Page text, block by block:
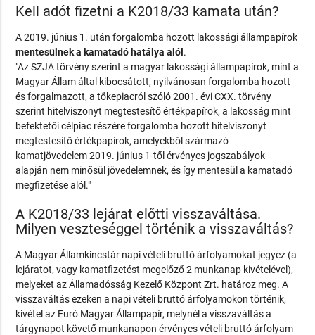
Kell adót fizetni a K2018/33 kamata után?
A 2019. június 1. után forgalomba hozott lakossági állampapírok
mentesülnek a kamatadó hatálya alól .
"Az SZJA törvény szerint a magyar lakossági állampapírok, mint a
Magyar Állam által kibocsátott, nyilvánosan forgalomba hozott
és forgalmazott, a tőkepiacról szóló 2001. évi CXX. törvény
szerint hitelviszonyt megtestesítő értékpapírok, a lakosság mint
befektetői célpiac részére forgalomba hozott hitelviszonyt
megtestesítő értékpapírok, amelyekből származó
kamatjövedelem 2019. június 1-től érvényes jogszabályok
alapján nem minősül jövedelemnek, és így mentesül a kamatadó
megfizetése alól."
A K2018/33 lejárat előtti visszaváltása.
Milyen veszteséggel történik a visszaváltás?
A Magyar Államkincstár napi vételi bruttó árfolyamokat jegyez (a
lejáratot, vagy kamatfizetést megelőző 2 munkanap kivételével),
melyeket az Államadósság Kezelő Központ Zrt. határoz meg. A
visszaváltás ezeken a napi vételi bruttó árfolyamokon történik,
kivétel az Euró Magyar Állampapír, melynél a visszaváltás a
tárgynapot követő munkanapon érvényes vételi bruttó árfolyam